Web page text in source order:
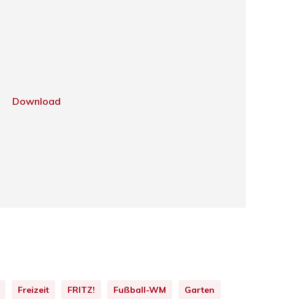
Download
Freizeit FRITZ! Fußball-WM Garten